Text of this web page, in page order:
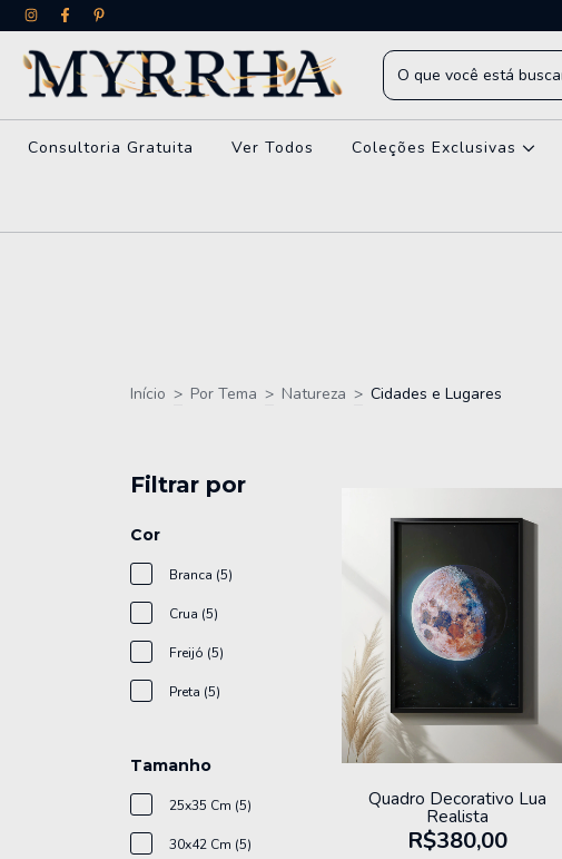
Consultoria Gratuita Ver Todos Coleções Exclusivas
Início > Por Tema > Natureza > Cidades e Lugares
Filtrar por
Cor
Branca (5)
Crua (5)
Freijó (5)
Preta (5)
Tamanho
25x35 Cm (5)
30x42 Cm (5)
Quadro Decorativo Lua
Realista
R$380,00